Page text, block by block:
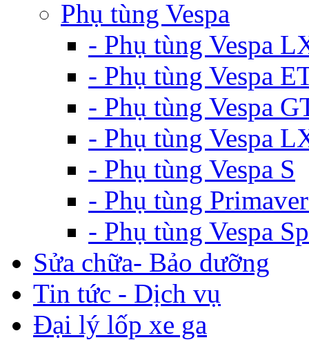
Phụ tùng Vespa
- Phụ tùng Vespa
- Phụ tùng Vespa
- Phụ tùng Vespa
- Phụ tùng Vespa
- Phụ tùng Vespa S
- Phụ tùng
- Phụ tùng Vespa
Sửa chữa- Bảo dưỡng
Tin tức - Dịch vụ
Đại lý lốp xe ga